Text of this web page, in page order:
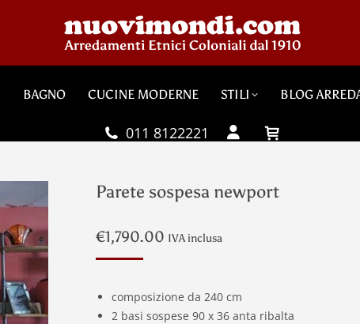
BAGNO CUCINE MODERNE STILI BLOG
011 8122221
Parete sospesa newport
€1,790.00 IVA inclusa
composizione da 240 cm
2 basi sospese 90 x 36 anta ribalta